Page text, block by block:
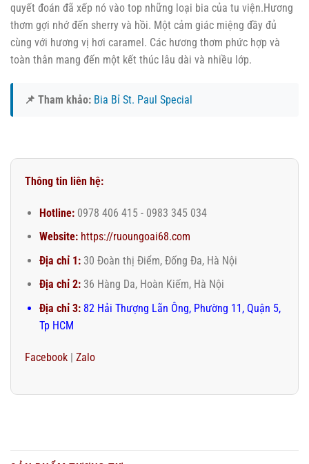
quyết đoán đã xếp nó vào top những loại bia của tu viện.Hương
thơm gợi nhớ đến sherry và hồi. Một cảm giác miệng đầy đủ
cùng với hương vị hơi caramel. Các hương thơm phức hợp và
toàn thân mang đến một kết thúc lâu dài và nhiều lớp.
📌 Tham khảo: Bia Bỉ St. Paul Special
Thông tin liên hệ:
Hotline:0978 406 415 - 0983 345 034
Website: https://ruoungoai68.com
Địa chỉ 1:30 Đoàn thị Điểm, Đống Đa, Hà Nội
Địa chỉ 2:36 Hàng Da, Hoàn Kiếm, Hà Nội
Địa chỉ 3:82 Hải Thượng Lãn Ông, Phường 11, Quận 5,
Tp HCM
Facebook | Zalo